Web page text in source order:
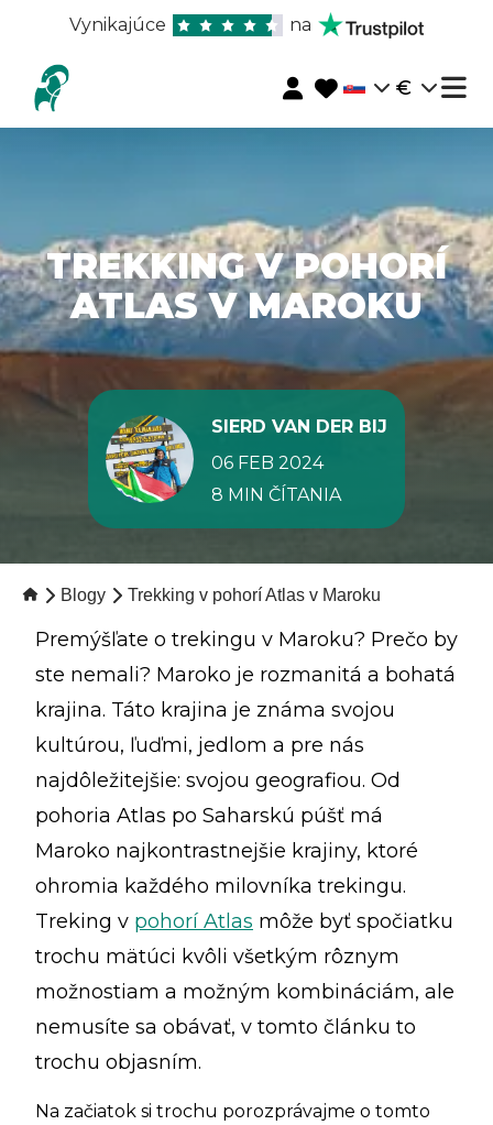
Vynikajúce na
€
TREKKING V POHORÍ
ATLAS V MAROKU
SIERD VAN DER BIJ
06 FEB 2024
8 MIN ČÍTANIA
Blogy Trekking v pohorí Atlas v Maroku
Premýšľate o trekingu v Maroku? Prečo by
ste nemali? Maroko je rozmanitá a bohatá
krajina. Táto krajina je známa svojou
kultúrou, ľuďmi, jedlom a pre nás
najdôležitejšie: svojou geografiou. Od
pohoria Atlas po Saharskú púšť má
Maroko najkontrastnejšie krajiny, ktoré
ohromia každého milovníka trekingu.
Treking v pohorí Atlas môže byť spočiatku
trochu mätúci kvôli všetkým rôznym
možnostiam a možným kombináciám, ale
nemusíte sa obávať, v tomto článku to
trochu objasním.
Na začiatok si trochu porozprávajme o tomto